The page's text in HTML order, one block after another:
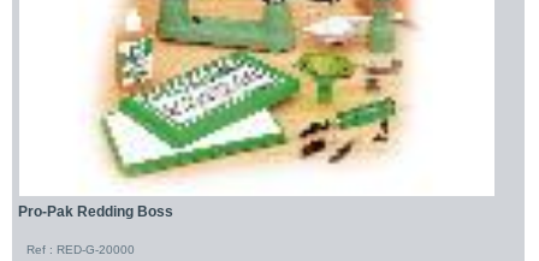
Pro-Pak Redding Boss
Ref : RED-G-20000